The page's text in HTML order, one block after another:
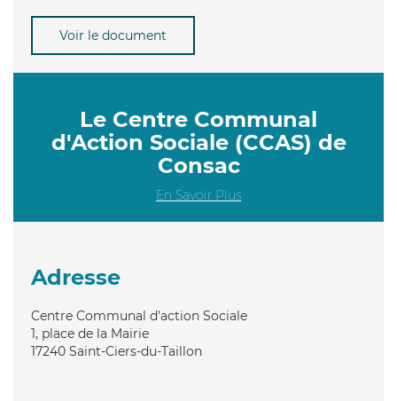
Voir le document
Le Centre Communal
d'Action Sociale (CCAS) de
Consac
En Savoir Plus
Adresse
Centre Communal d'action Sociale
1, place de la Mairie
17240 Saint-Ciers-du-Taillon